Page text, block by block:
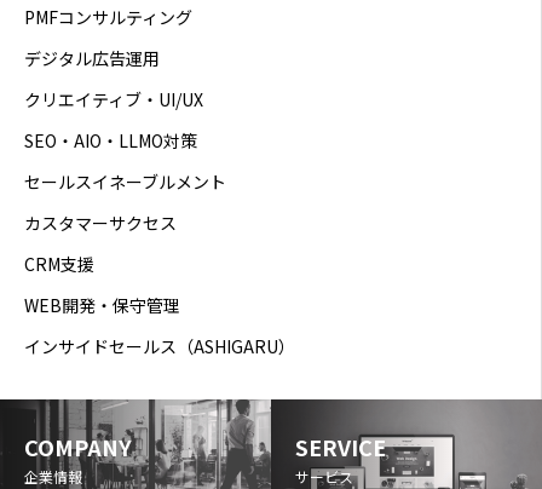
PMFコンサルティング
デジタル広告運用
クリエイティブ・UI/UX
SEO・AIO・LLMO対策
セールスイネーブルメント
カスタマーサクセス
CRM支援
WEB開発・保守管理
インサイドセールス（ASHIGARU）
COMPANY
企業情報
SERVICE
サービス